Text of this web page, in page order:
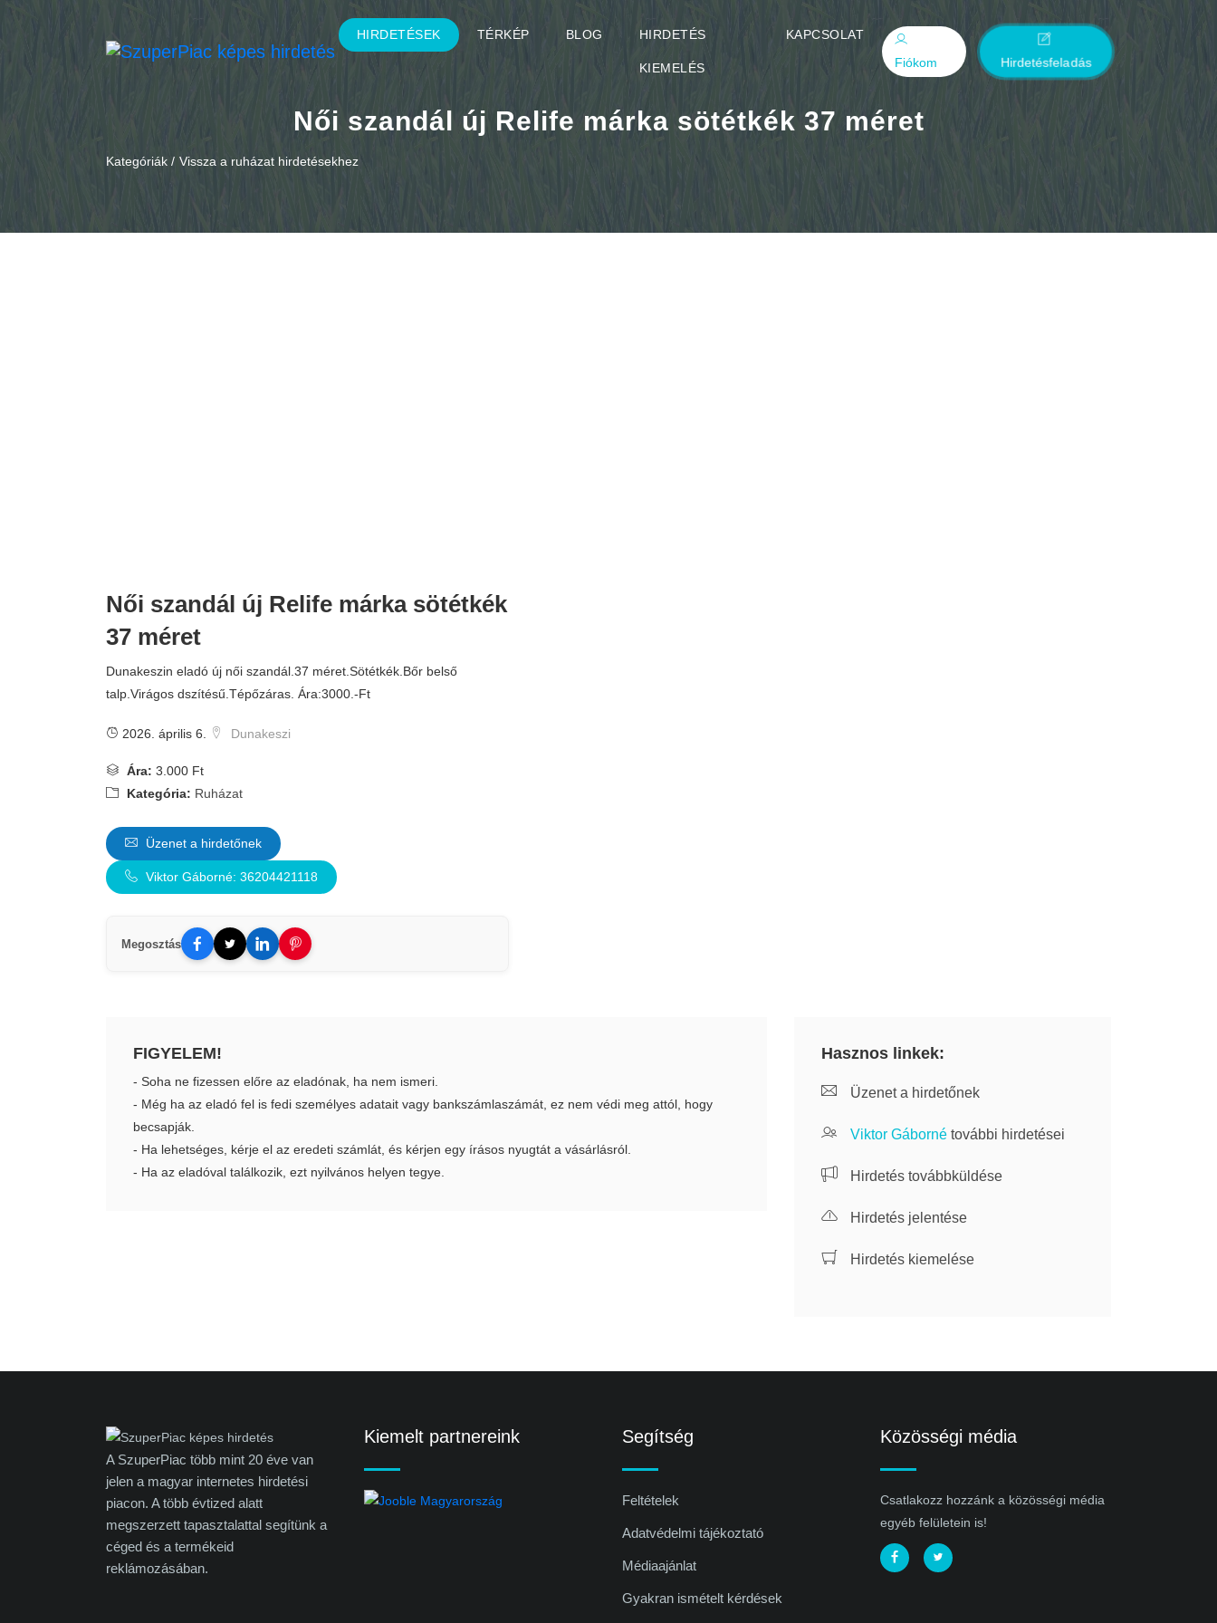
HIRDETÉSEK TÉRKÉP BLOG HIRDETÉS
KIEMELÉS
KAPCSOLAT
Fiókom
Hirdetésfeladás
Női szandál új Relife márka sötétkék 37 méret
Kategóriák / Vissza a ruházat hirdetésekhez
Női szandál új Relife márka sötétkék
37 méret
Dunakeszin eladó új női szandál.37 méret.Sötétkék.Bőr belső
talp.Virágos dszítésű.Tépőzáras. Ára:3000.-Ft
2026. április 6. Dunakeszi
Ára: 3.000 Ft
Kategória: Ruházat
Üzenet a hirdetőnek
Viktor Gáborné: 36204421118
Megosztás
FIGYELEM!
- Soha ne fizessen előre az eladónak, ha nem ismeri.
- Még ha az eladó fel is fedi személyes adatait vagy bankszámlaszámát, ez nem védi meg attól, hogy
becsapják.
- Ha lehetséges, kérje el az eredeti számlát, és kérjen egy írásos nyugtát a vásárlásról.
- Ha az eladóval találkozik, ezt nyilvános helyen tegye.
Hasznos linkek:
Üzenet a hirdetőnek
Viktor Gáborné további hirdetései
Hirdetés továbbküldése
Hirdetés jelentése
Hirdetés kiemelése
A SzuperPiac több mint 20 éve van
jelen a magyar internetes hirdetési
piacon. A több évtized alatt
megszerzett tapasztalattal segítünk a
céged és a termékeid
reklámozásában.
Kiemelt partnereink Segítség
Feltételek
Adatvédelmi tájékoztató
Médiaajánlat
Gyakran ismételt kérdések
Közösségi média
Csatlakozz hozzánk a közösségi média
egyéb felületein is!